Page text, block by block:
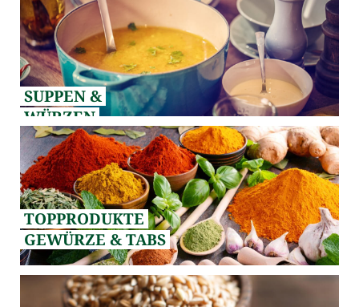
SUPPEN &
WÜRZEN
TOPPRODUKTE
GEWÜRZE & TABS